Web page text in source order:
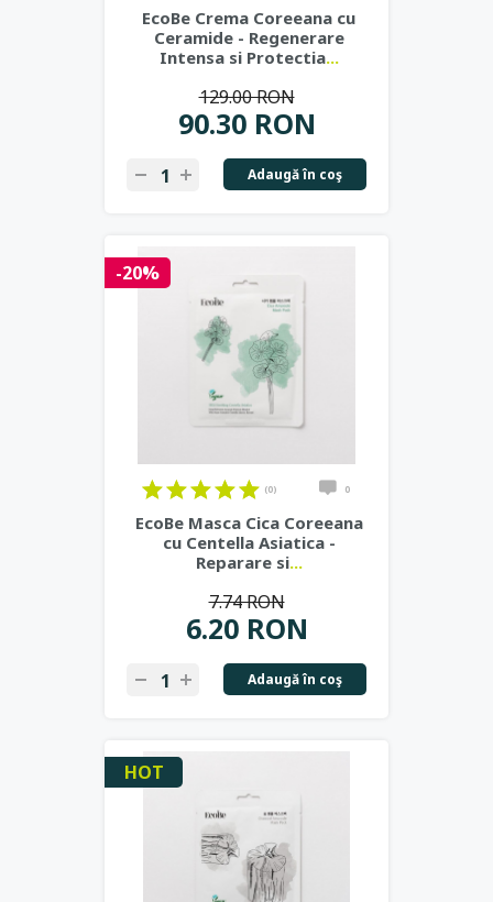
EcoBe Crema Coreeana cu
Ceramide - Regenerare
Intensa si Protectia...
90.30 RON
129.00 RON
Adaugă în coş
-20%
(0) 0
EcoBe Masca Cica Coreeana
cu Centella Asiatica -
Reparare si...
6.20 RON
7.74 RON
Adaugă în coş
HOT